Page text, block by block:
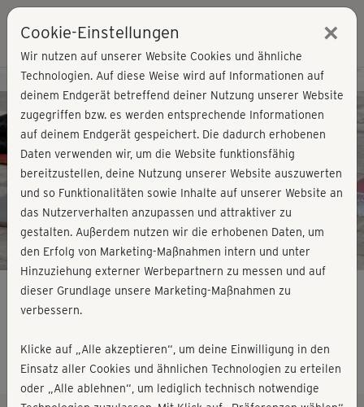
Play
Video
Kursvorschau - Jetzt mitmachen!
Split Training Shorty - Arme &
Schultern
Cookie-Einstellungen ×
Wir nutzen auf unserer Website Cookies und ähnliche
Technologien. Auf diese Weise wird auf Informationen auf
deinem Endgerät betreffend deiner Nutzung unserer Website
zugegriffen bzw. es werden entsprechende Informationen
auf deinem Endgerät gespeichert. Die dadurch erhobenen
Daten verwenden wir, um die Website funktionsfähig
bereitzustellen, deine Nutzung unserer Website auszuwerten
und so Funktionalitäten sowie Inhalte auf unserer Website an
das Nutzerverhalten anzupassen und attraktiver zu
gestalten. Außerdem nutzen wir die erhobenen Daten, um
den Erfolg von Marketing-Maßnahmen intern und unter
Hinzuziehung externer Werbepartnern zu messen und auf
dieser Grundlage unsere Marketing-Maßnahmen zu
verbessern.
Klicke auf „Alle akzeptieren“, um deine Einwilligung in den
Einsatz aller Cookies und ähnlichen Technologien zu erteilen
oder „Alle ablehnen“, um lediglich technisch notwendige